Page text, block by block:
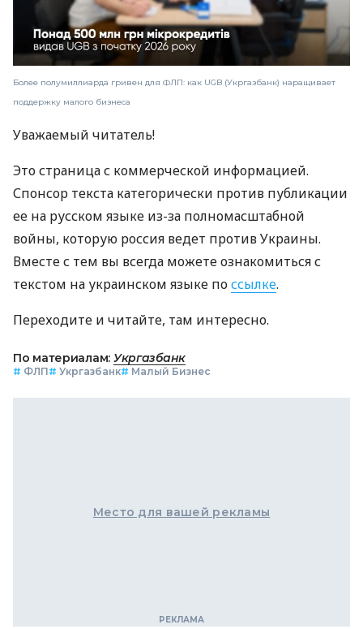
Более полумиллиарда гривен для ФЛП: как UGB (Укргазбанк) наращивает
поддержку малого бизнеса
Уважаемый читатель!
Это страница с коммерческой информацией.
Спонсор текста категорически против публикации
ее на русском языке из-за полномасштабной
войны, которую россия ведет против Украины.
Вместе с тем вы всегда можете ознакомиться с
текстом на украинском языке поссылке.
Переходите и читайте, там интересно.
По материалам: Укргазбанк
# ФЛП# Укргазбанк# Малый Бизнес
Место для вашей рекламы